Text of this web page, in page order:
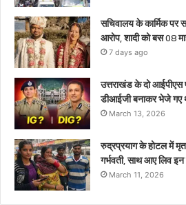
सचिवालय के कार्मिक पर
आरोप, शादी को बस 08
7 days ago
उत्तराखंड के दो
डीआईजी बनाकर भेजे गए
March 13, 2026
रुद्रप्रयाग के होटल में मृत
गर्भवती, साथ आए लिव
March 11, 2026